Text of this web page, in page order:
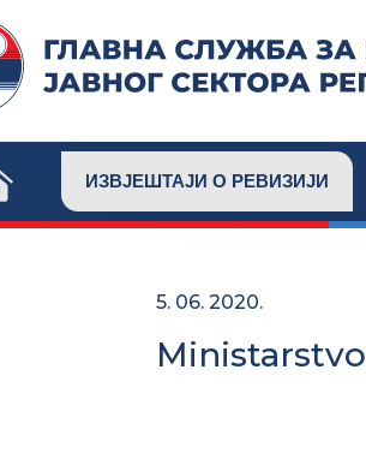
ИЗВЈЕШТАЈИ О РЕВИЗИЈИ
5. 06. 2020.